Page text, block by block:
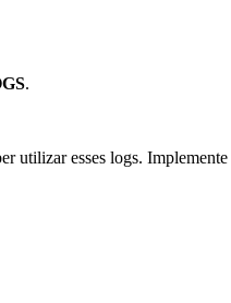
.
utilizar esses logs.